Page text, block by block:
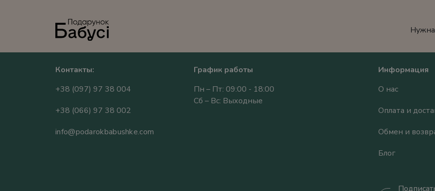
Контакты:
+38 (097) 97 38 004
+38 (066) 97 38 002
info@podarokbabushke.com
График работы
Пн – Пт: 09:00 - 18:00
Сб – Вс: Выходные
Информация
О нас
Оплата и
Обмен и
Блог